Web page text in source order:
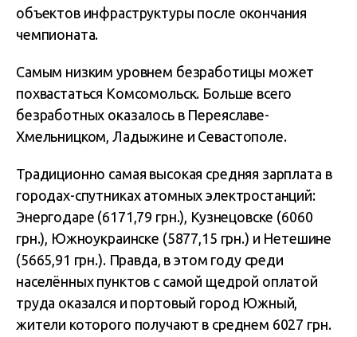
объектов инфраструктуры после окончания
чемпионата.
Самым низким уровнем безработицы может
похвастаться Комсомольск. Больше всего
безработных оказалось в Переяславе-
Хмельницком, Ладыжине и Севастополе.
Традиционно самая высокая средняя зарплата в
городах-спутниках атомных электростанций:
Энергодаре (6171,79 грн.), Кузнецовске (6060
грн.), Южноукраинске (5877,15 грн.) и Нетешине
(5665,91 грн.). Правда, в этом году среди
населённых пунктов с самой щедрой оплатой
труда оказался и портовый город Южный,
жители которого получают в среднем 6027 грн.